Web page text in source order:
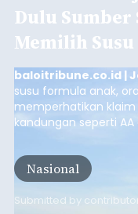
Dulu Sumber
Memilih
baloitribune.co.id |
susu formula anak,
memperhatikan
kandungan seperti
yang belum banyak
sumber susu yang
Nasional
Submitted by